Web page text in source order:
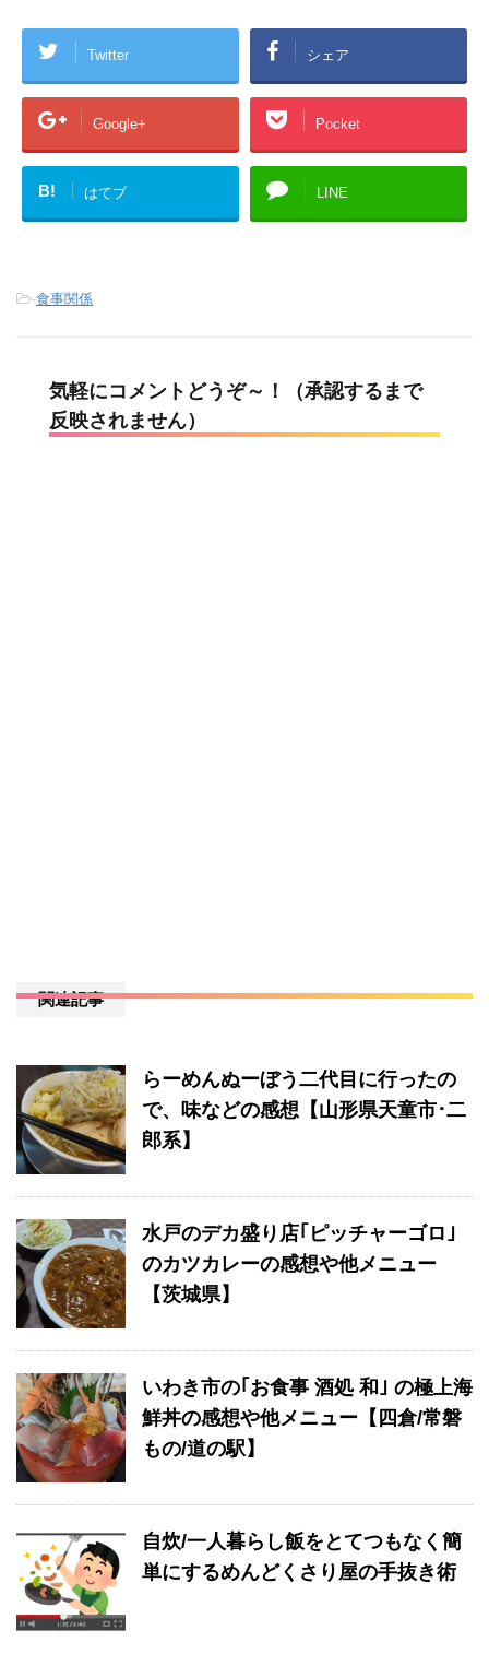
Twitter シェア
Google+ Pocket
B! はてブ LINE
-食事関係
気軽にコメントどうぞ～！（承認するまで
反映されません）
関連記事
らーめんぬーぼう二代目に行ったの
で、味などの感想【山形県天童市･二
郎系】
水戸のデカ盛り店｢ピッチャーゴロ｣
のカツカレーの感想や他メニュー
【茨城県】
いわき市の｢お食事 酒処 和｣ の極上海
鮮丼の感想や他メニュー【四倉/常磐
もの/道の駅】
自炊/一人暮らし飯をとてつもなく簡
単にするめんどくさり屋の手抜き術